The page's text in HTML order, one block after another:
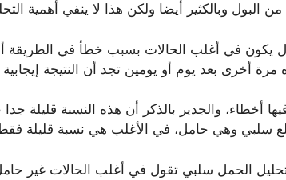
البول وبالكثير أيضا ولكن هذا لا ينفي أهمية
يكون في أغلب الحالات بسبب خطأ في
أخرى بعد يوم أو يومين تجد أن النتيجة
سلبي وهي حامل، في الأغلب هي نسبة قليلة
تحليل الحمل سلبي تقول في أغلب الحالات غير